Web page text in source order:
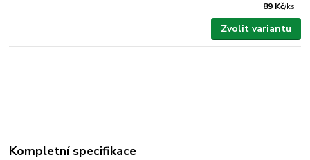
89 Kč/ks
Zvolit variantu
Kompletní specifikace